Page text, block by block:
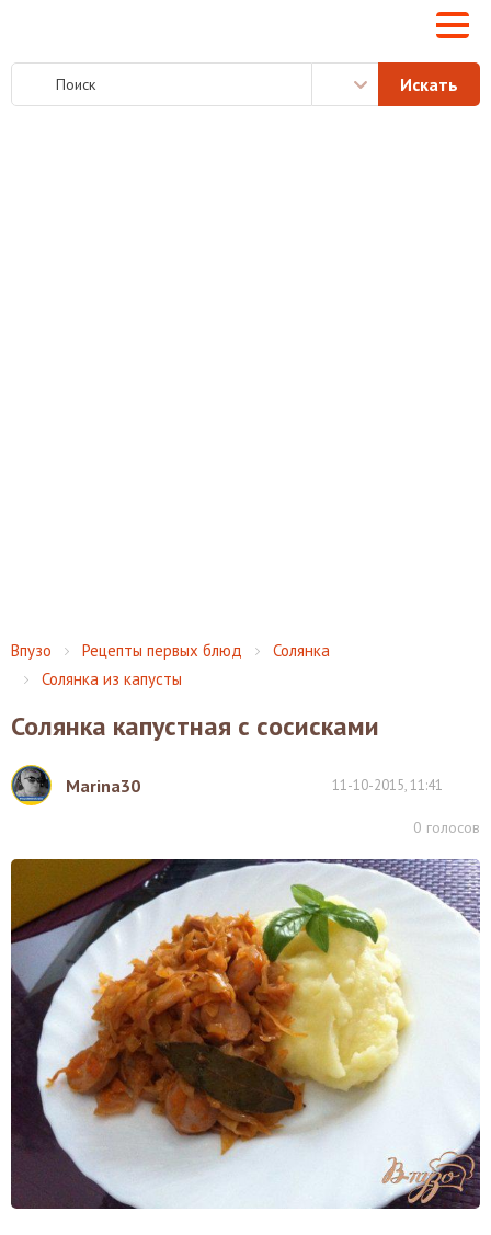
Впузо Рецепты первых блюд
Солянка
Солянка из капусты
Солянка капустная с сосисками
Marina30 11-10-2015, 11:41
0 голосов